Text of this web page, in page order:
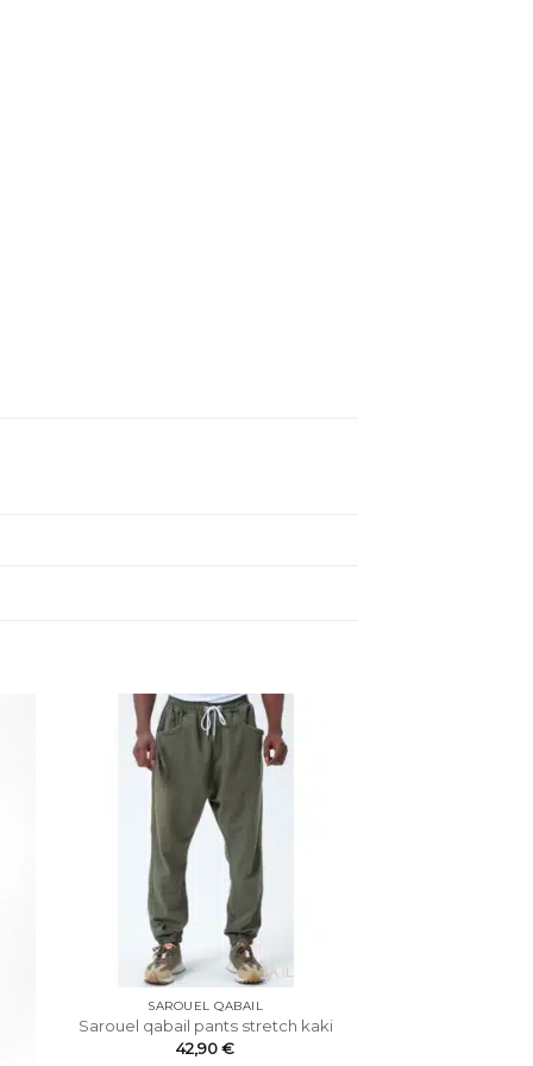
SAROUEL QABAIL
Sarouel qabail pants stretch kaki
42,90€